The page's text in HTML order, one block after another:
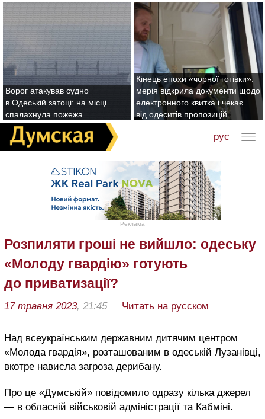
Ворог атакував судно
в Одеській затоці: на місці
спалахнула пожежа
Кінець епохи «чорної готівки»:
мерія відкрила документи щодо
електронного квитка і чекає
від одеситів пропозицій
рус
Реклама
Розпиляти гроші не вийшло: одеську
«Молоду гвардію» готують
до приватизації?
17 травня 2023, 21:45 Читать на русском
Над всеукраїнським державним дитячим центром
«Молода гвардія», розташованим в одеській Лузанівці,
вкотре нависла загроза дерибану.
Про це «Думській» повідомило одразу кілька джерел
— в обласній військовій адміністрації та Кабміні.